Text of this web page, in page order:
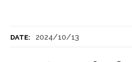
DATE: 2024/10/13